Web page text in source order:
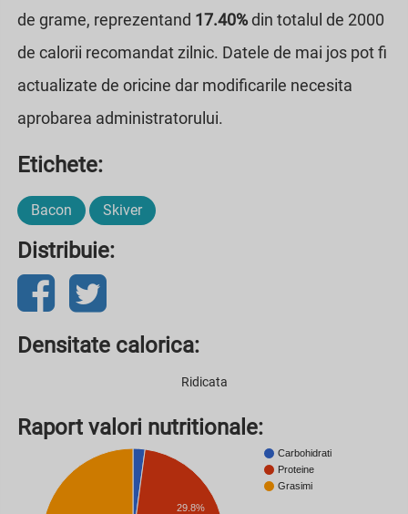
de grame, reprezentand 17.40%din totalul de 2000
de calorii recomandat zilnic. Datele de mai jos pot fi
actualizate de oricine dar modificarile necesita
aprobarea administratorului.
Etichete:
Bacon Skiver
Distribuie:
Densitate calorica:
Ridicata
Raport valori nutritionale:
Carbohidrati
Proteine
Grasimi
29.8%